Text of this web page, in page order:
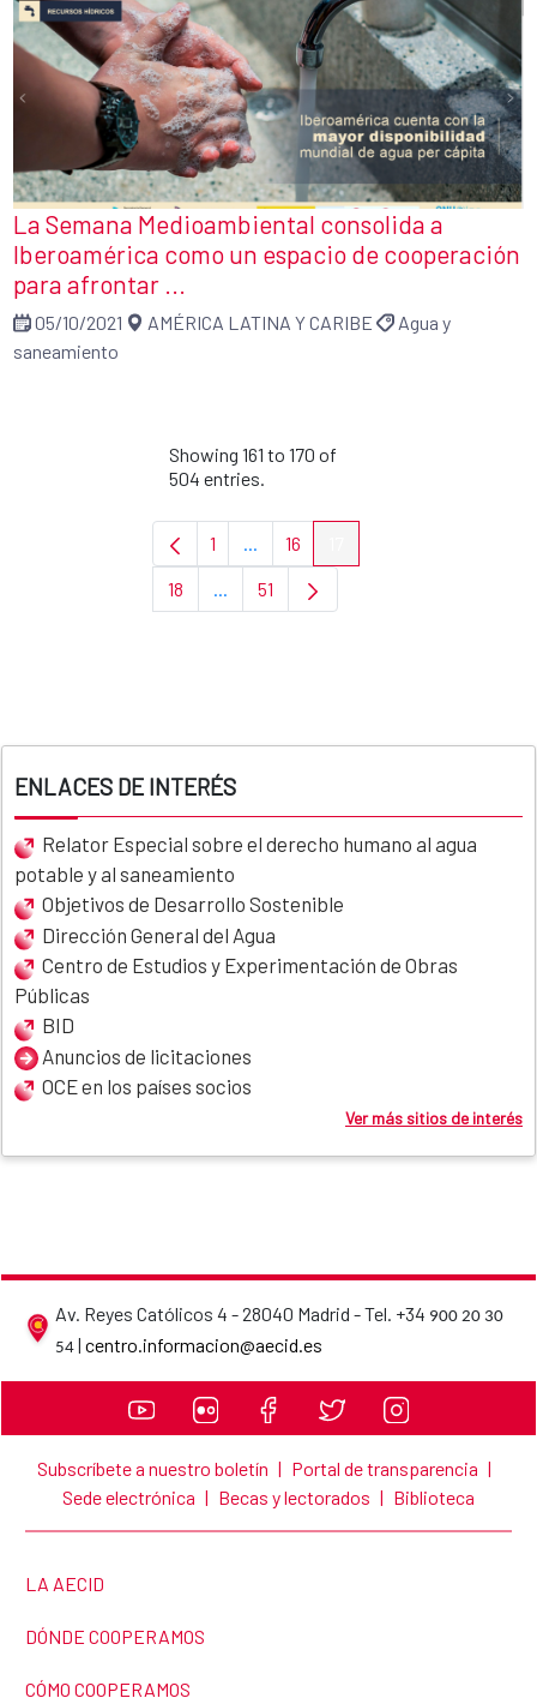
La Semana Medioambiental consolida a
Iberoamérica como un espacio de cooperación
para afrontar ...
05/10/2021 AMÉRICA LATINA Y CARIBE
Agua y
saneamiento
Showing 161 to 170 of
504 entries.
Page
1 ...Intermediate Pages Use TAB to
Page
16
Page
18 ...Intermediate Pages Use TAB to
Page
51
ENLACES DE INTERÉS
Relator Especial sobre el derecho humano al agua
potable y al saneamiento
Objetivos de Desarrollo Sostenible
Dirección General del Agua
Centro de Estudios y Experimentación de Obras
Públicas
BID
Anuncios de licitaciones
OCE en los países socios
Ver más sitios de interés
Av. Reyes Católicos 4 - 28040 Madrid - Tel. +34 900 20 30
54 | centro.informacion@aecid.esAECID contact details
Subscríbete a nuestro boletín | Portal de transparencia |
Sede electrónica | Becas y lectorados | Biblioteca
LINK TO THE WEBSITE:
LA AECID
LINK TO THE WEBSITE:
DÓNDE COOPERAMOS
LINK TO THE WEBSITE:
CÓMO COOPERAMOS